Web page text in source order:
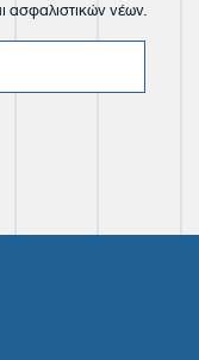
ασφαλιστικών νέων.